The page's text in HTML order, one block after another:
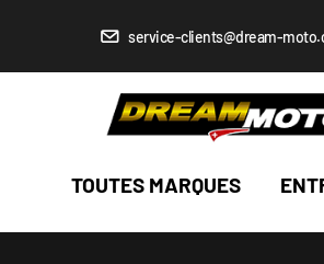
service-clients@dream-
TOUTES MARQUES